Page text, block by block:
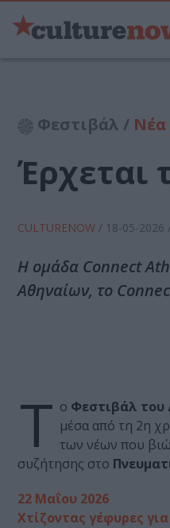
Φεστιβάλ / Νέα
Έρχεται
CULTURENOW / 18-05-2026
Η ομάδα Connect
Αθηναίων, το
Τ ο Φεστιβάλ του
μέσα από τη 2η
των νέων που
συζήτησης στο
22 Μαΐου 2026
Χτίζοντας γέφυρες